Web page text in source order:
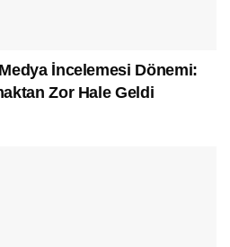
İncelemesi Dönemi:
Zor Hale Geldi